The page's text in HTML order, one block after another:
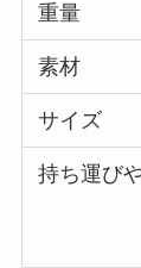
重量
素材
サイズ
持ち運び